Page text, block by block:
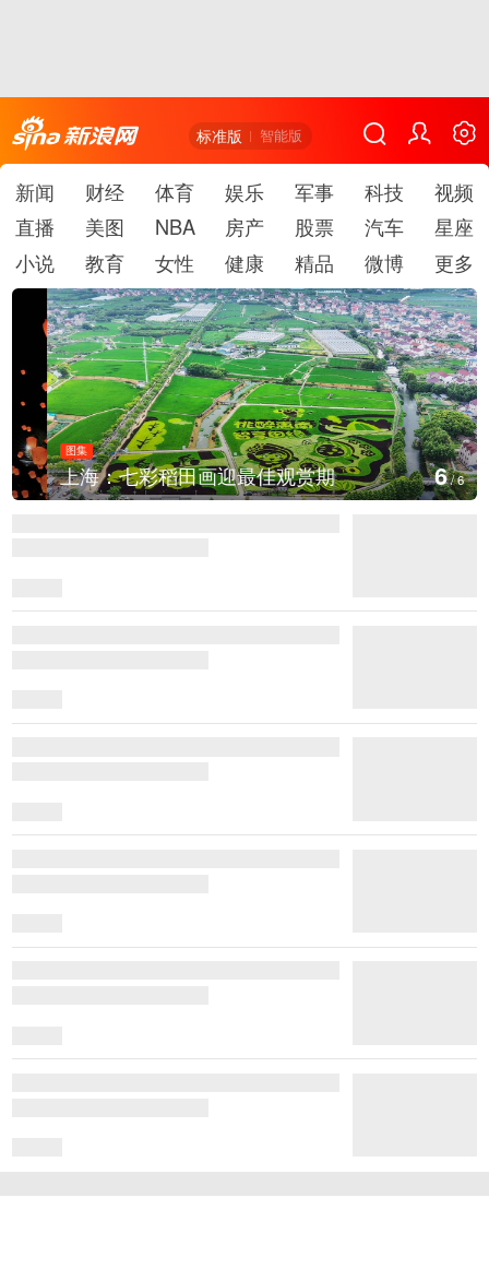
标准版 智能版
新闻 财经 体育 娱乐 军事 科技
视频
直播
美图 NBA 房产 股票 汽车
星座
小说
教育 女性 健康 精品 微博 更多
图集
上海：七彩稻田画迎最佳观赏期 6/6